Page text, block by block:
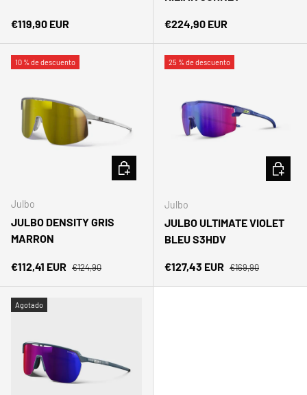
Precio normal
€119,90 EUR Precio normal
€224,90 EUR
10 % de descuento
Julbo
JULBO DENSITY GRIS
MARRON
Precio de venta
€112,41 EUR Precio normal
€124,90
AÑADIR AL CARRITO
25 % de descuento
Julbo
JULBO ULTIMATE VIOLET
BLEU S3HDV
Precio de venta
€127,43 EUR Precio normal
€169,90
Agotado